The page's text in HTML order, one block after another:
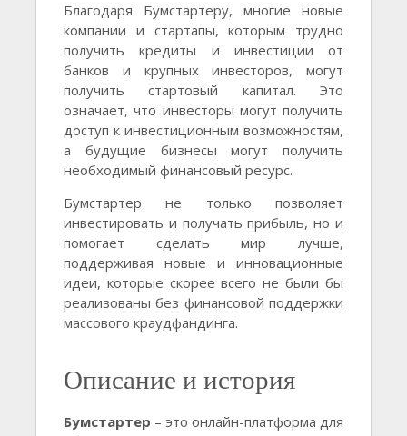
Благодаря Бумстартеру, многие новые
компании и стартапы, которым трудно
получить кредиты и инвестиции от
банков и крупных инвесторов, могут
получить стартовый капитал. Это
означает, что инвесторы могут получить
доступ к инвестиционным возможностям,
а будущие бизнесы могут получить
необходимый финансовый ресурс.
Бумстартер не только позволяет
инвестировать и получать прибыль, но и
помогает сделать мир лучше,
поддерживая новые и инновационные
идеи, которые скорее всего не были бы
реализованы без финансовой поддержки
массового краудфандинга.
Описание и история
Бумстартер – это онлайн-платформа для